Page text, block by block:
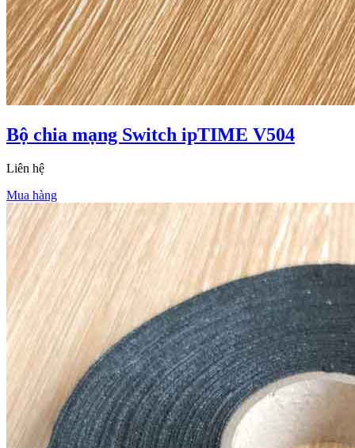
Bộ chia mạng Switch ipTIME V504
Liên hệ
Mua hàng